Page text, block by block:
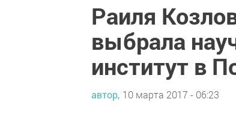
Раиля
выбрала
институт в
автор, 10 марта 2017 - 06:23